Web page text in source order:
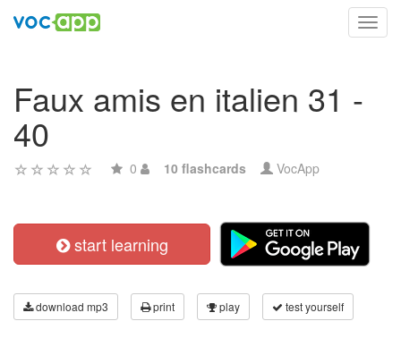
Faux amis en italien 31 -
40
0 10 flashcards VocApp
start learning
download mp3 print play test yourself